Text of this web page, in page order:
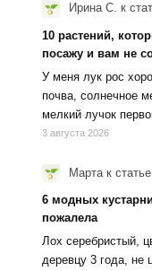
Ирина С. к
10 растений,
посажу и вам не
У меня лук рос
почва, солнечное
мелкий лучок
3 августа 2026
Марта к статье
6 модных
пожалела
Лох серебристый,
деревцу 3 года, не